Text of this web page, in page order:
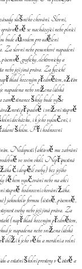
slušného chování. Slovní,
oprávněně se nacházející nebo plnící
bude důvodem pro udělení
slovní nebo posunkové napadení
graficky, elektronicky a
nebo její jiná práva. Za fyzické
hozeným předmětem, užitím
napadena nebo snížena lidská
zaměstnance školy bude výše
případně i snížení stupně
docházku, i k jeho vyloučení, i
školou. Při hodnocení
Nedopustí (aktivně mu zabrání
ve svém okolí. Nepřípustná
či dospělé osoby) bez jejího
během vyučování nebo na akci
stupně hodnocení chování žáka.
jakoukoliv formou (ústně, písemně,
osoby nebo její jiná práva. Za
(například hozeným předmětem,
je napadena nebo snížena lidská
k jeho věku a morální a volní
a ostatní školní prostory v čistotě a